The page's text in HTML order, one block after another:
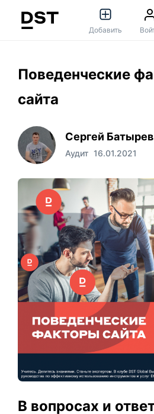
Добавить
Поведенческие
сайта
Сергей Батырев
Аудит 16.01.2021
В вопросах и